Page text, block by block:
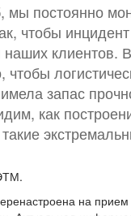
постоянно
чтобы
клиентов.
запас
как
на прием